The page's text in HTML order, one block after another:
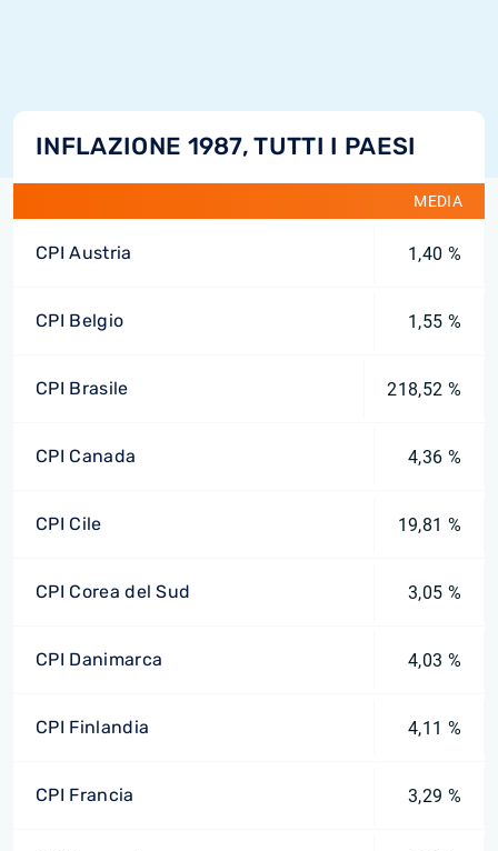
INFLAZIONE 1987, TUTTI I PAESI
MEDIA
CPI Austria 1,40 %
CPI Belgio 1,55 %
CPI Brasile 218,52 %
CPI Canada 4,36 %
CPI Cile 19,81 %
CPI Corea del Sud 3,05 %
CPI Danimarca 4,03 %
CPI Finlandia 4,11 %
CPI Francia 3,29 %